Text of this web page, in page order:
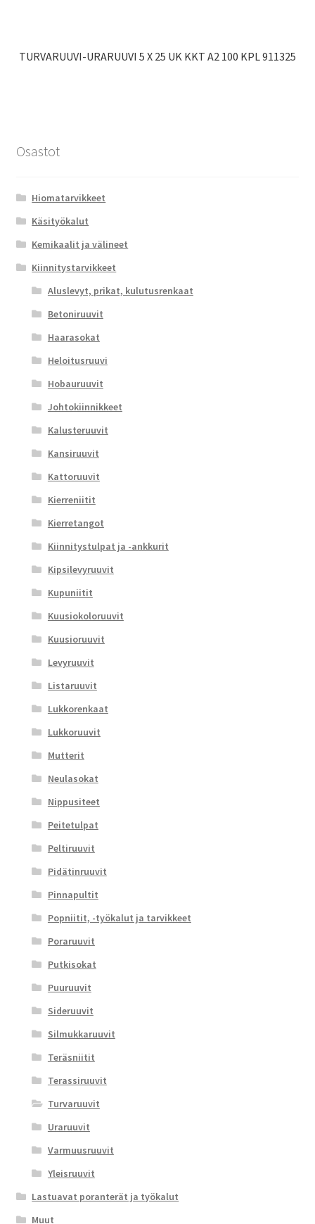
TURVARUUVI-URARUUVI 5 X 25 UK KKT A2 100 KPL 911325
Osastot
Hiomatarvikkeet
Käsityökalut
Kemikaalit ja välineet
Kiinnitystarvikkeet
Aluslevyt, prikat, kulutusrenkaat
Betoniruuvit
Haarasokat
Heloitusruuvi
Hobauruuvit
Johtokiinnikkeet
Kalusteruuvit
Kansiruuvit
Kattoruuvit
Kierreniitit
Kierretangot
Kiinnitystulpat ja -ankkurit
Kipsilevyruuvit
Kupuniitit
Kuusiokoloruuvit
Kuusioruuvit
Levyruuvit
Listaruuvit
Lukkorenkaat
Lukkoruuvit
Mutterit
Neulasokat
Nippusiteet
Peitetulpat
Peltiruuvit
Pidätinruuvit
Pinnapultit
Popniitit, -työkalut ja tarvikkeet
Poraruuvit
Putkisokat
Puuruuvit
Sideruuvit
Silmukkaruuvit
Teräsniitit
Terassiruuvit
Turvaruuvit
Uraruuvit
Varmuusruuvit
Yleisruuvit
Lastuavat poranterät ja työkalut
Muut